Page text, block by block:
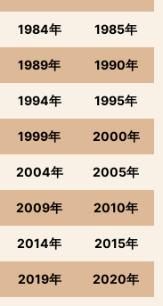
1984年 1985年
1989年 1990年
1994年 1995年
1999年 2000年
2004年 2005年
2009年 2010年
2014年 2015年
2019年 2020年